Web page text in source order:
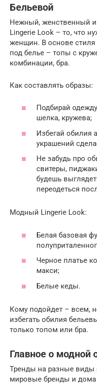
Бельевой
Нежный, женственный и
Lingerie Look – то, что
женщин. В основе стиля
под белье – топы с
комбинации, бра.
Как составлять образы:
Подбирай
шелка, кружева;
Избегай обилия
украшений
Не забудь про
свитеры,
будешь
переодеться
Модный Lingerie Look:
Белая базовая
Черное платье
макси;
Белые кеды.
Кому подойдет – всем,
избегать обилия
только топом или бра.
Главное о модной
Тренды на разные виды
мировые бренды и